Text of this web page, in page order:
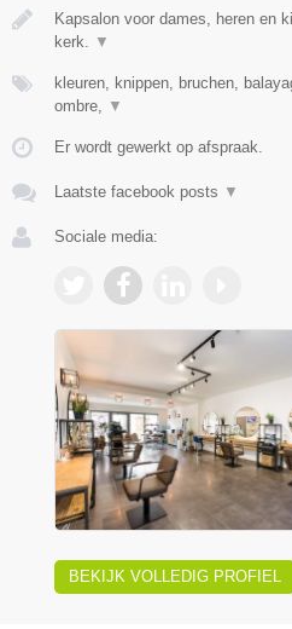
Kapsalon voor dames, heren en
kerk.
▼
kleuren, knippen, bruchen,
ombre,
▼
Er wordt gewerkt op afspraak.
Laatste facebook posts ▼
Sociale media:
BEKIJK VOLLEDIG PROFIEL